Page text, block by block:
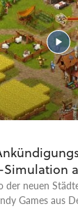
der neuen
Games aus